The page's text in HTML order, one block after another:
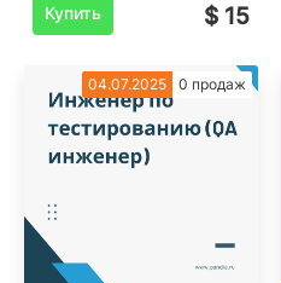
Купить
$ 15
04.07.2025 0 продаж